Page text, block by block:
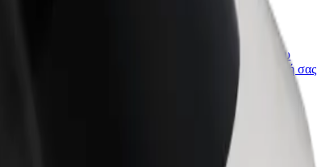
Προϊόντα και υπηρεσίες Bolt που
κλιμακώνονται για την επιχείρησή σας